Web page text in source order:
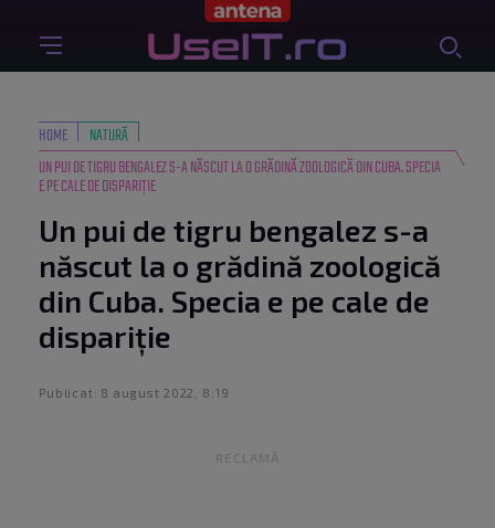
HOME
NATURĂ
UN PUI DE TIGRU BENGALEZ S-A NĂSCUT LA O GRĂDINĂ ZOOLOGICĂ DIN CUBA. SPECIA
E PE CALE DE DISPARIȚIE
Un pui de tigru bengalez s-a
născut la o grădină zoologică
din Cuba. Specia e pe cale de
dispariție
Publicat: 8 august 2022, 8:19
RECLAMĂ